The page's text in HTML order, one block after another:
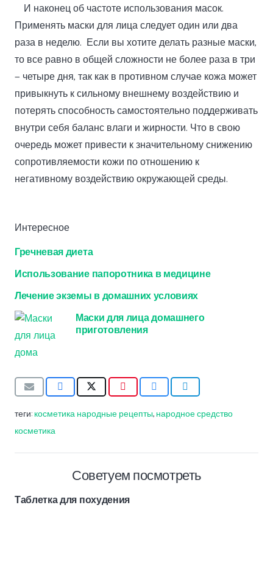
И наконец об частоте использования масок.
Применять маски для лица следует один или два
раза в неделю. Если вы хотите делать разные маски,
то все равно в общей сложности не более раза в три
— четыре дня, так как в противном случае кожа может
привыкнуть к сильному внешнему воздействию и
потерять способность самостоятельно поддерживать
внутри себя баланс влаги и жирности. Что в свою
очередь может привести к значительному снижению
сопротивляемости кожи по отношению к
негативному воздействию окружающей среды.
Интересное
Гречневая диета
Использование папоротника в медицине
Лечение экземы в домашних условиях
Маски для лица домашнего
приготовления
теги:косметика народные рецепты,народное средство
косметика
Советуем посмотреть
Таблетка для похудения